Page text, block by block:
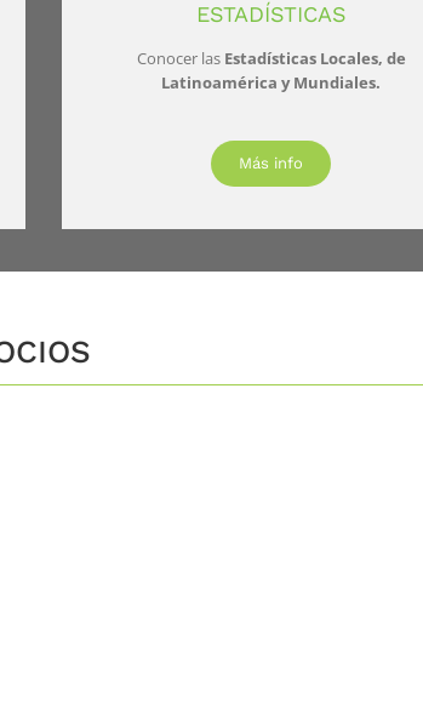
ESTADÍSTICAS
Conocer las Estadísticas Locales, de
Latinoamérica y Mundiales.
Más info